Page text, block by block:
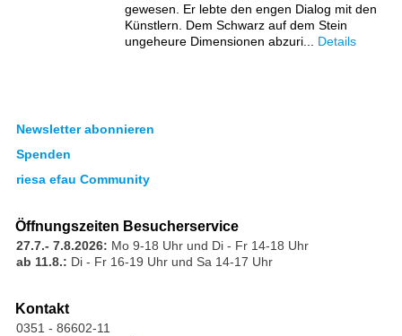
gewesen. Er lebte den engen Dialog mit den
Künstlern. Dem Schwarz auf dem Stein
ungeheure Dimensionen abzuri... Details
Newsletter abonnieren
Spenden
riesa efau Community
Öffnungszeiten Besucherservice
27.7.- 7.8.2026: Mo 9-18 Uhr und Di - Fr 14-18 Uhr
ab 11.8.: Di - Fr 16-19 Uhr und Sa 14-17 Uhr
Kontakt
0351 - 86602-11